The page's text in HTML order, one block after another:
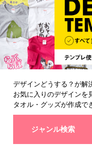
デザインどうする？が解
お気に入りのデザインを
タオル・グッズが作成で
ジャンル検索